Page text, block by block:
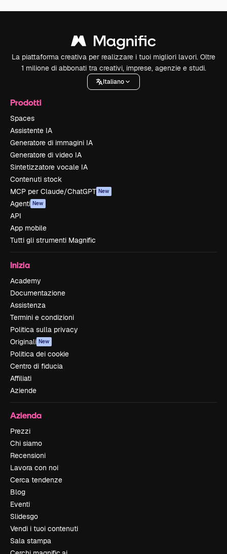
La piattaforma creativa per realizzare i tuoi migliori lavori. Oltre
1 milione di abbonati tra creativi, imprese, agenzie e studi.
Italiano
Prodotti
Spaces
Assistente IA
Generatore di immagini IA
Generatore di video IA
Sintetizzatore vocale IA
Contenuti stock
MCP per Claude/ChatGPT New
Agenti New
API
App mobile
Tutti gli strumenti Magnific
Inizia
Academy
Documentazione
Assistenza
Termini e condizioni
Politica sulla privacy
Originali New
Politica dei cookie
Centro di fiducia
Affiliati
Aziende
Azienda
Prezzi
Chi siamo
Recensioni
Lavora con noi
Cerca tendenze
Blog
Eventi
Slidesgo
Vendi i tuoi contenuti
Sala stampa